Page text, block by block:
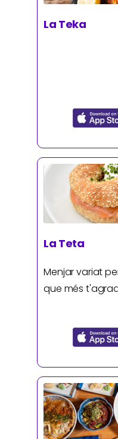
La Teka
La Teta
Menjar variat
que més